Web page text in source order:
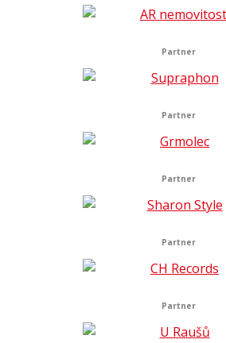
Partner
Partner
Partner
Partner
Partner